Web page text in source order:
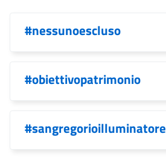
#nessunoescluso
#obiettivopatrimonio
#sangregorioilluminatore